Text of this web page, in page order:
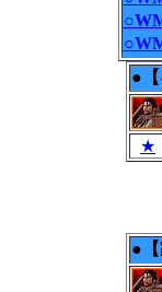
●【
★
●